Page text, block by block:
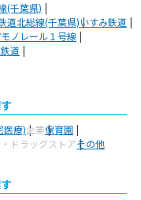
(千葉県)
道北総線(千葉県)いすみ鉄道
ノレール１号線
道
医療)企業保育園
ドラッグストアその他